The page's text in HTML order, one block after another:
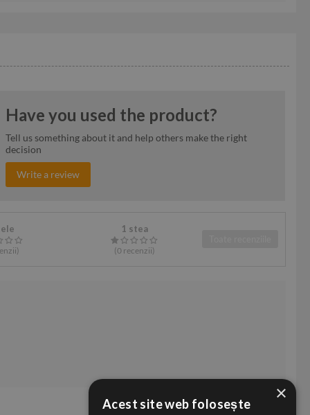
Have you used the product?
Tell us something about it and help others make the right
decision
Write a review
)
1 stea
(0recenzii)
×
Acest site web folosește